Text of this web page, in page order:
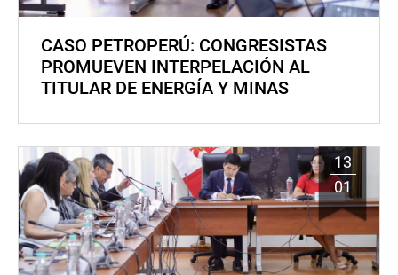
CASO PETROPERÚ: CONGRESISTAS
PROMUEVEN INTERPELACIÓN AL
TITULAR DE ENERGÍA Y MINAS
13
01